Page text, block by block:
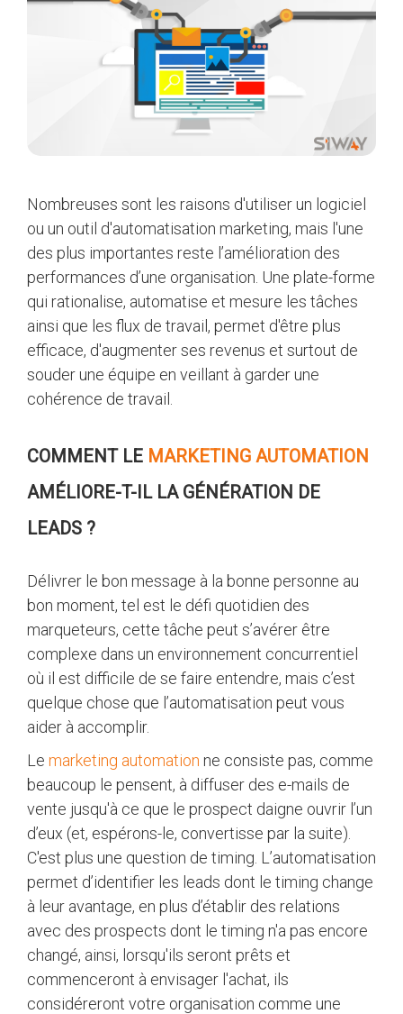
Nombreuses sont les raisons d'utiliser un logiciel
ou un outil d'automatisation marketing, mais l'une
des plus importantes reste l’amélioration des
performances d’une organisation. Une plate-forme
qui rationalise, automatise et mesure les tâches
ainsi que les flux de travail, permet d'être plus
efficace, d'augmenter ses revenus et surtout de
souder une équipe en veillant à garder une
cohérence de travail.
COMMENT LE MARKETING AUTOMATION
AMÉLIORE-T-IL LA GÉNÉRATION DE
LEADS ?
Délivrer le bon message à la bonne personne au
bon moment, tel est le défi quotidien des
marqueteurs, cette tâche peut s’avérer être
complexe dans un environnement concurrentiel
où il est difficile de se faire entendre, mais c’est
quelque chose que l’automatisation peut vous
aider à accomplir.
Le marketing automation ne consiste pas, comme
beaucoup le pensent, à diffuser des e-mails de
vente jusqu'à ce que le prospect daigne ouvrir l’un
d’eux (et, espérons-le, convertisse par la suite).
C'est plus une question de timing. L’automatisation
permet d’identifier les leads dont le timing change
à leur avantage, en plus d’établir des relations
avec des prospects dont le timing n'a pas encore
changé, ainsi, lorsqu'ils seront prêts et
commenceront à envisager l'achat, ils
considéreront votre organisation comme une